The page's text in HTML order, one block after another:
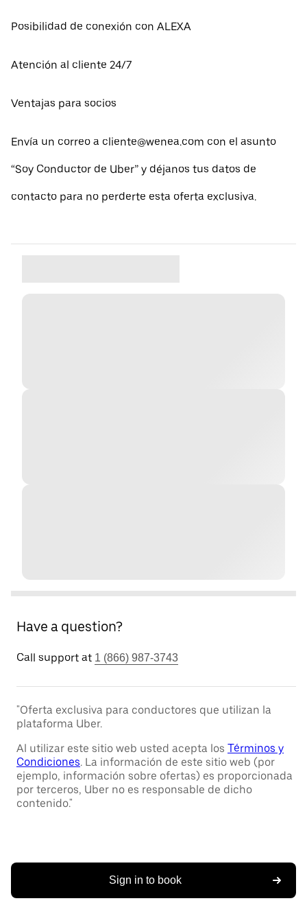
Posibilidad de conexión con ALEXA
Atención al cliente 24/7
Ventajas para socios
Envía un correo a cliente@wenea.com con el asunto
“Soy Conductor de Uber” y déjanos tus datos de
contacto para no perderte esta oferta exclusiva.
Have a question?
Call support at 1 (866) 987-3743
"Oferta exclusiva para conductores que utilizan la
plataforma Uber.
Al utilizar este sitio web usted acepta los Términos y
Condiciones. La información de este sitio web (por
ejemplo, información sobre ofertas) es proporcionada
por terceros, Uber no es responsable de dicho
contenido."
Sign in to book